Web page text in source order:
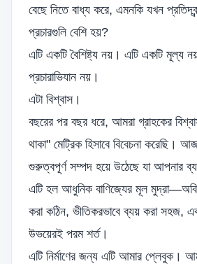
বেছে নিতে বাধ্য করে, এমনকি যখন
প্রচারগুলি বেশি হয়?
এটি একটি বৈশিষ্ট্য নয়। এটি একটি মূল্য
প্রচারাভিযান নয়।
এটা বিশ্বাস।
বছরের পর বছর ধরে, আমরা গ্রাহকের
থাকা" মেট্রিক হিসাবে বিবেচনা করেছি।
গুরুত্বপূর্ণ সম্পদ হয়ে উঠেছে যা আপনার
এটি হল আধুনিক বাণিজ্যের মূল
করা কঠিন, ভীতিকরভাবে ব্যয় করা সহজ,
উভয়েরই পরম শর্ত।
এটি নির্মাণের জন্য এটি আমার প্লেবুক।